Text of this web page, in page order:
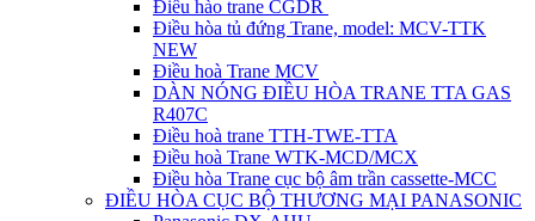
Điều hào trane CGDR
Điều hòa tủ đứng Trane, model: MCV-TTK
NEW
Điều hoà Trane MCV
DÀN NÓNG ĐIỀU HÒA TRANE TTA GAS
R407C
Điều hoà trane TTH-TWE-TTA
Điều hoà Trane WTK-MCD/MCX
Điều hòa Trane cục bộ âm trần cassette-MCC
ĐIỀU HÒA CỤC BỘ THƯƠNG MẠI PANASONIC